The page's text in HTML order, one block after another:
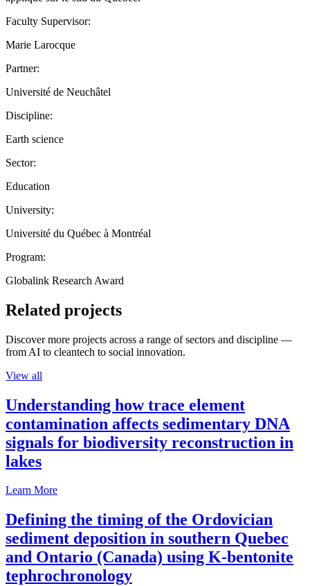
Faculty Supervisor:
Marie Larocque
Partner:
Université de Neuchâtel
Discipline:
Earth science
Sector:
Education
University:
Université du Québec à Montréal
Program:
Globalink Research Award
Related projects
Discover more projects across a range of sectors and discipline —
from AI to cleantech to social innovation.
View all
Understanding how trace element
contamination affects sedimentary DNA
signals for biodiversity reconstruction in
lakes
Learn More
Defining the timing of the Ordovician
sediment deposition in southern Quebec
and Ontario (Canada) using K-bentonite
tephrochronology